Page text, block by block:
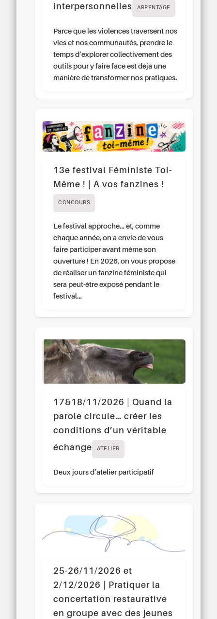
interpersonnelles ARPENTAGE
Parce que les violences traversent nos
vies et nos communautés, prendre le
temps d’explorer collectivement des
outils pour y faire face est déjà une
manière de transformer nos pratiques.
13e festival Féministe Toi-
Même ! | À vos fanzines !
CONCOURS
Le festival approche… et, comme
chaque année, on a envie de vous
faire participer avant même son
ouverture ! En 2026, on vous propose
de réaliser un fanzine féministe qui
sera peut-être exposé pendant le
festival…
17&18/11/2026 | Quand la
parole circule… créer les
conditions d’un véritable
échange
ATELIER
Deux jours d’atelier participatif
25-26/11/2026 et
2/12/2026 | Pratiquer la
concertation restaurative
en groupe avec des jeunes